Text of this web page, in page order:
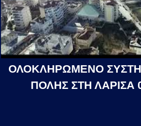
ΟΛΟΚΛΗΡΩΜΕΝΟ
ΠΟΛΗΣ ΣΤΗ ΛΑΡΙΣΑ